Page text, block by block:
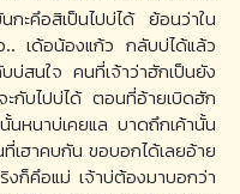
ะคึอสิเป็นไปบ่ได้ ย้อนว่าใน
เด้อน้องแก้ว กลับบ่ได้แล้ว
สนใจ คนที่เจ้าว่าฮักเป็นยัง
กับไปบ่ได้ ตอนที่อ้ายเบิดฮัก
นหนาบ่เคยแล บาดถึกเค้านั้น
ฮาคบกัน ขอบอกได้เลยอ้าย
ก็คึอแม่ เจ้าบ่ต้องมาบอกว่า